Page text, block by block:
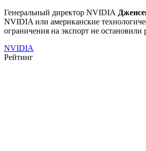
Генеральный директор NVIDIA
NVIDIA или американские
ограничения на экспорт не
NVIDIA
Рейтинг